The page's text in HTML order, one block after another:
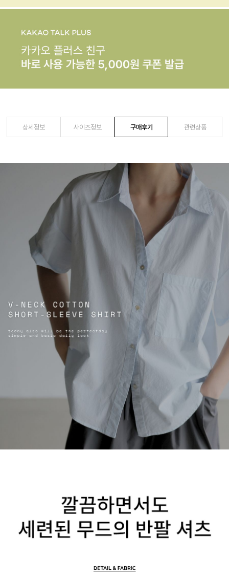
상세정보 사이즈정보 구매후기 관련상품